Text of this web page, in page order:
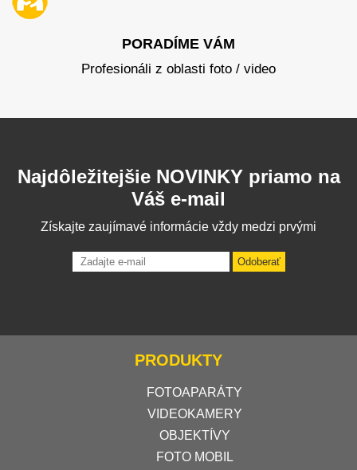
PORADÍME VÁM
Profesionáli z oblasti foto / video
Najdôležitejšie NOVINKY priamo na
Váš e-mail
Získajte zaujímavé informácie vždy medzi prvými
Odoberať
PRODUKTY
FOTOAPARÁTY
VIDEOKAMERY
OBJEKTÍVY
FOTO MOBIL